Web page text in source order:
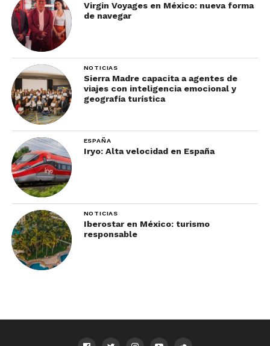
Virgin Voyages en México: nueva forma
de navegar
NOTICIAS
Sierra Madre capacita a agentes de
viajes con inteligencia emocional y
geografía turística
ESPAÑA
Iryo: Alta velocidad en España
NOTICIAS
Iberostar en México: turismo
responsable